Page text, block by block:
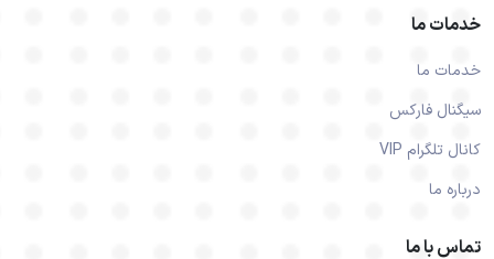
خدمات ما
خدمات ما
سیگنال فارکس
کانال تلگرام VIP
درباره ما
تماس با ما